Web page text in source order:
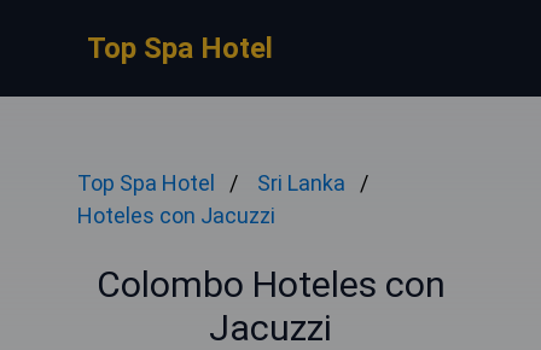
Top Spa Hotel
Top Spa Hotel
Sri Lanka
Hoteles con Jacuzzi
Colombo Hoteles con
Jacuzzi